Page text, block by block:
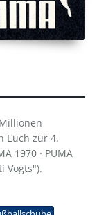
Millionen
Euch zur 4.
1970 · PUMA
Vogts").